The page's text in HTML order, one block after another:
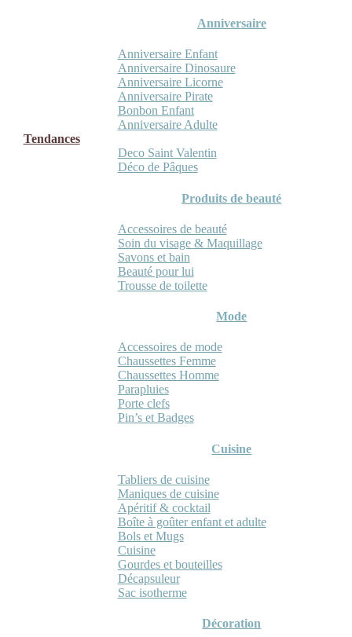
Anniversaire
Anniversaire Enfant
Anniversaire Dinosaure
Anniversaire Licorne
Anniversaire Pirate
Bonbon Enfant
Anniversaire Adulte
Tendances
Deco Saint Valentin
Déco de Pâques
Produits de beauté
Accessoires de beauté
Soin du visage & Maquillage
Savons et bain
Beauté pour lui
Trousse de toilette
Mode
Accessoires de mode
Chaussettes Femme
Chaussettes Homme
Parapluies
Porte clefs
Pin’s et Badges
Cuisine
Tabliers de cuisine
Maniques de cuisine
Apéritif & cocktail
Boîte à goûter enfant et adulte
Bols et Mugs
Cuisine
Gourdes et bouteilles
Décapsuleur
Sac isotherme
Décoration